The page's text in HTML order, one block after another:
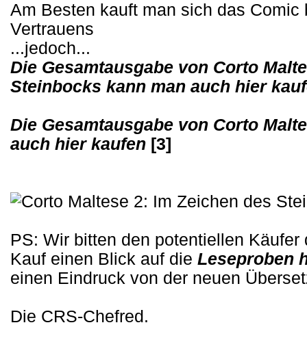
Am Besten kauft man sich das
Vertrauens
...jedoch...
Die Gesamtausgabe von Corto
Steinbocks kann man auch hier
Die Gesamtausgabe von Corto
auch hier kaufen [3]
PS: Wir bitten den potentiellen
Kauf einen Blick auf die Leseproben
einen Eindruck von der neuen
Die CRS-Chefred.